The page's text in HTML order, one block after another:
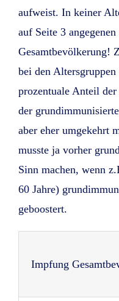
aufweist. In keiner
auf Seite 3
Gesamtbevölkerung!
bei den
prozentuale Anteil
der
aber eher umgekehrt
musste ja vorher
Sinn machen, wenn
60 Jahre)
geboostert.
Impfung